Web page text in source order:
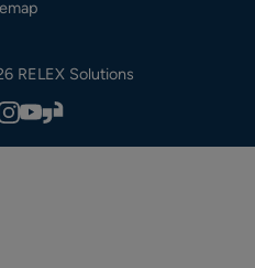
RELEX Solutions